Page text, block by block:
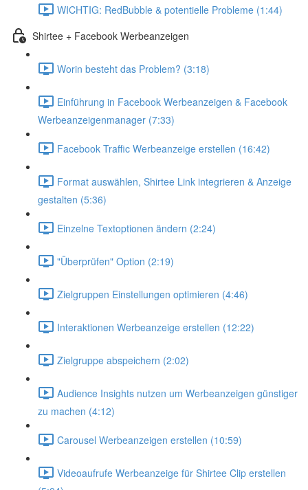
WICHTIG: RedBubble & potentielle Probleme (1:44)
Shirtee + Facebook Werbeanzeigen
Worin besteht das Problem? (3:18)
Einführung in Facebook Werbeanzeigen & Facebook
Werbeanzeigenmanager (7:33)
Facebook Traffic Werbeanzeige erstellen (16:42)
Format auswählen, Shirtee Link integrieren & Anzeige
gestalten (5:36)
Einzelne Textoptionen ändern (2:24)
"Überprüfen" Option (2:19)
Zielgruppen Einstellungen optimieren (4:46)
Interaktionen Werbeanzeige erstellen (12:22)
Zielgruppe abspeichern (2:02)
Audience Insights nutzen um Werbeanzeigen günstiger
zu machen (4:12)
Carousel Werbeanzeigen erstellen (10:59)
Videoaufrufe Werbeanzeige für Shirtee Clip erstellen